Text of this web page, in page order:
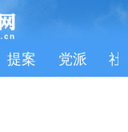
提案 党派 社